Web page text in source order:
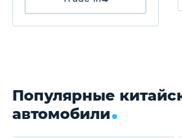
Популярные
автомобили